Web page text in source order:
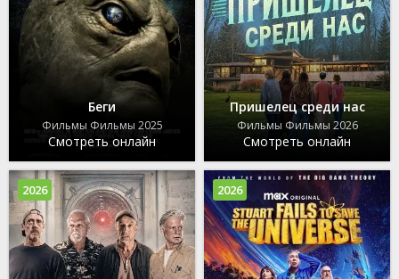
Беги
Фильмы Фильмы 2025
Смотреть онлайн
Пришелец среди нас
Фильмы Фильмы 2026
Смотреть онлайн
2026 2026